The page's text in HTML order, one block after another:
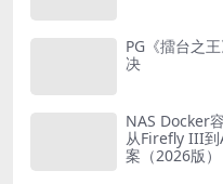
PG《擂台之
决
NAS Docker
从Firefly III
案（2026版）